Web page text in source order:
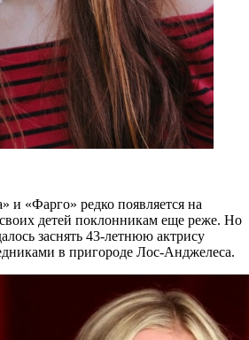
и «Фарго» редко появляется на
детей поклонникам еще реже. Но
заснять 43-летнюю актрису
в пригороде Лос-Анджелеса.